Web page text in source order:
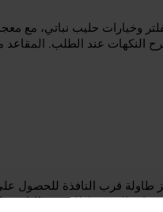
وخيارات حليب نباتي، مع
النكهات عند الطلب.
طاولة قرب النافذة للحصول
اليوم، واطلب من